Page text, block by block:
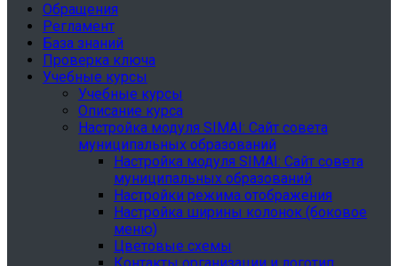
Обращения
Регламент
База знаний
Проверка ключа
Учебные курсы
Учебные курсы
Описание курса
Настройка модуля SIMAI: Сайт совета
муниципальных образований
Настройка модуля SIMAI: Сайт совета
муниципальных образований
Настройки режима отображения
Настройка ширины колонок (боковое
меню)
Цветовые схемы